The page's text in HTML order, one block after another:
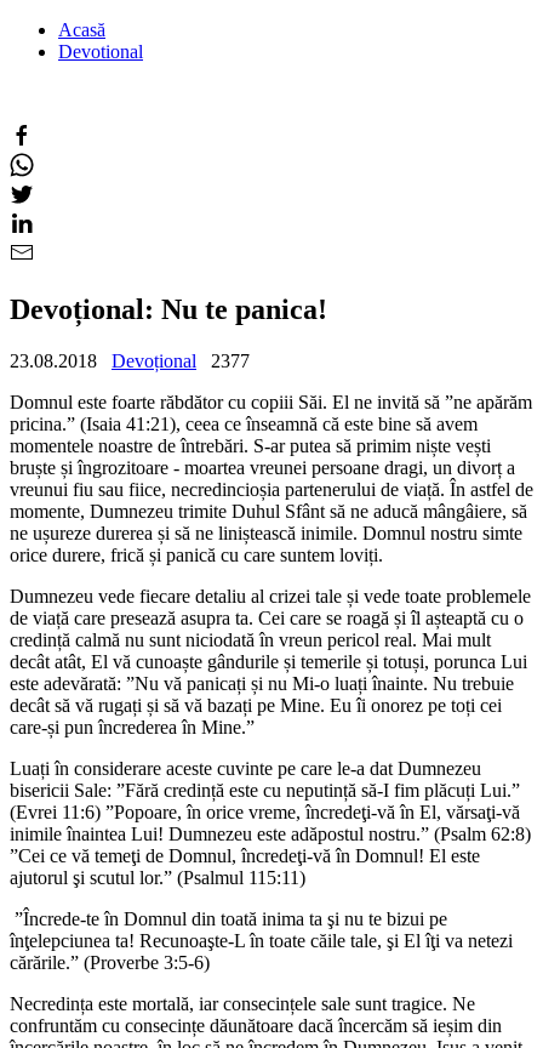
Acasă
Devotional
Devoțional: Nu te panica!
23.08.2018 Devoțional
2377
Domnul este foarte răbdător cu copiii Săi. El ne invită să ”ne apărăm
pricina.” (Isaia 41:21), ceea ce înseamnă că este bine să avem
momentele noastre de întrebări. S-ar putea să primim niște vești
bruște și îngrozitoare - moartea vreunei persoane dragi, un divorț a
vreunui fiu sau fiice, necredincioșia partenerului de viață. În astfel de
momente, Dumnezeu trimite Duhul Sfânt să ne aducă mângâiere, să
ne ușureze durerea și să ne liniștească inimile. Domnul nostru simte
orice durere, frică și panică cu care suntem loviți.
Dumnezeu vede fiecare detaliu al crizei tale și vede toate problemele
de viață care presează asupra ta. Cei care se roagă și îl așteaptă cu o
credință calmă nu sunt niciodată în vreun pericol real. Mai mult
decât atât, El vă cunoaște gândurile și temerile și totuși, porunca Lui
este adevărată: ”Nu vă panicați și nu Mi-o luați înainte. Nu trebuie
decât să vă rugați și să vă bazați pe Mine. Eu îi onorez pe toți cei
care-și pun încrederea în Mine.”
Luați în considerare aceste cuvinte pe care le-a dat Dumnezeu
bisericii Sale: ”Fără credință este cu neputință să-I fim plăcuți Lui.”
(Evrei 11:6) ”Popoare, în orice vreme, încredeţi-vă în El, vărsaţi-vă
inimile înaintea Lui! Dumnezeu este adăpostul nostru.” (Psalm 62:8)
”Cei ce vă temeţi de Domnul, încredeţi-vă în Domnul! El este
ajutorul şi scutul lor.” (Psalmul 115:11)
”Încrede-te în Domnul din toată inima ta şi nu te bizui pe
înţelepciunea ta! Recunoaşte-L în toate căile tale, şi El îţi va netezi
cărările.” (Proverbe 3:5-6)
Necredința este mortală, iar consecințele sale sunt tragice. Ne
confruntăm cu consecințe dăunătoare dacă încercăm să ieșim din